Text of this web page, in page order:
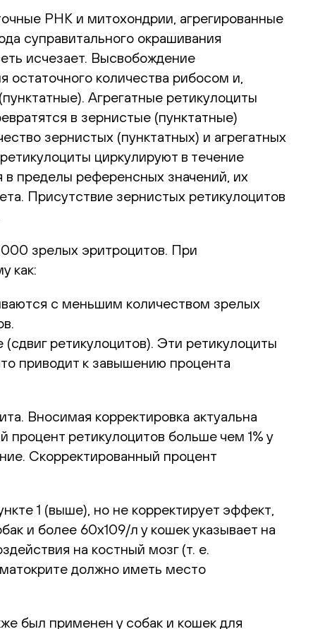
РНК и митохондрии, агрегированные
суправитального окрашивания
исчезает. Высвобождение
количества рибосом и,
Агрегатные ретикулоциты
в зернистые (пунктатные)
зернистых (пунктатных) и агрегатных
циркулируют в течение
в пределы референсных значений, их
Присутствие зернистых ретикулоцитов
зрелых эритроцитов. При
как:
с меньшим количеством зрелых
ретикулоцитов). Эти ретикулоциты
приводит к завышению процента
Вносимая корректировка актуальна
процент ретикулоцитов больше чем 1% у
Скорректированный процент
1 (выше), но не корректирует эффект,
и более 60х109/л у кошек указывает на
на костный мозг (т. е.
должно иметь место
был применен у собак и кошек для